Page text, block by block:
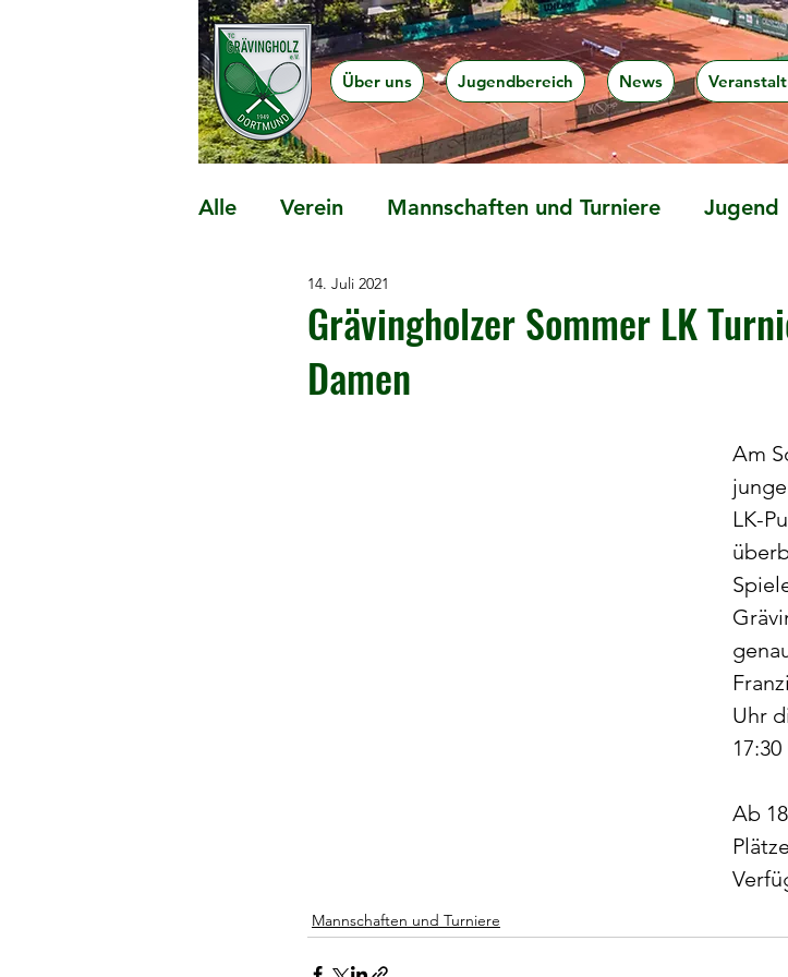
Über uns Jugendbereich News
Alle Verein Mannschaften und Turniere Jugend
Präventionsangebote
Grävingholzer Sommer LK
Damen
14. Juli 2021
Am
LK-
Uhr
Ab
Mannschaften und Turniere